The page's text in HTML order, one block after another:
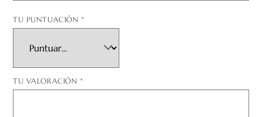
TU PUNTUACIÓN *
TU VALORACIÓN *